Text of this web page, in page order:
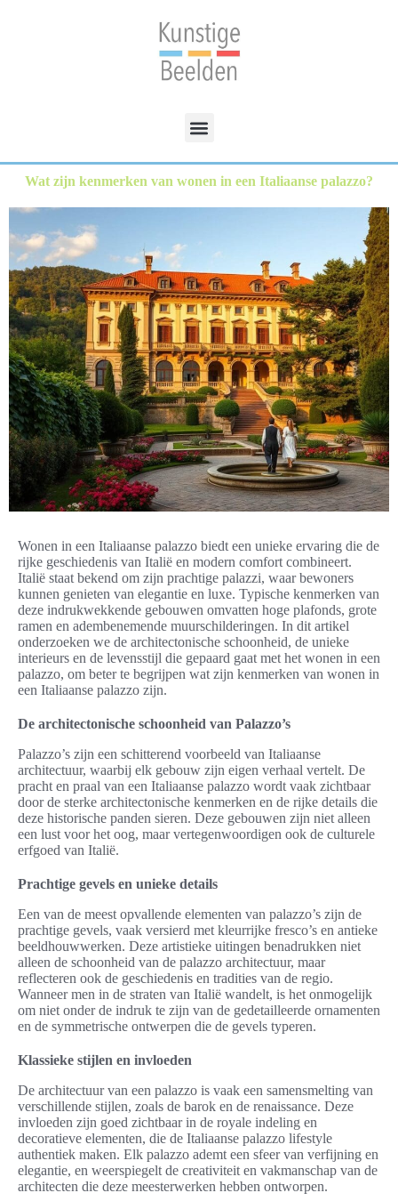
Wat zijn kenmerken van wonen in een Italiaanse palazzo?
Wonen in een Italiaanse palazzo biedt een unieke ervaring die de
rijke geschiedenis van Italië en modern comfort combineert.
Italië staat bekend om zijn prachtige palazzi, waar bewoners
kunnen genieten van elegantie en luxe. Typische kenmerken van
deze indrukwekkende gebouwen omvatten hoge plafonds, grote
ramen en adembenemende muurschilderingen. In dit artikel
onderzoeken we de architectonische schoonheid, de unieke
interieurs en de levensstijl die gepaard gaat met het wonen in een
palazzo, om beter te begrijpen wat zijn kenmerken van wonen in
een Italiaanse palazzo zijn.
De architectonische schoonheid van Palazzo’s
Palazzo’s zijn een schitterend voorbeeld van Italiaanse
architectuur, waarbij elk gebouw zijn eigen verhaal vertelt. De
pracht en praal van een Italiaanse palazzo wordt vaak zichtbaar
door de sterke architectonische kenmerken en de rijke details die
deze historische panden sieren. Deze gebouwen zijn niet alleen
een lust voor het oog, maar vertegenwoordigen ook de culturele
erfgoed van Italië.
Prachtige gevels en unieke details
Een van de meest opvallende elementen van palazzo’s zijn de
prachtige gevels, vaak versierd met kleurrijke fresco’s en antieke
beeldhouwwerken. Deze artistieke uitingen benadrukken niet
alleen de schoonheid van de palazzo architectuur, maar
reflecteren ook de geschiedenis en tradities van de regio.
Wanneer men in de straten van Italië wandelt, is het onmogelijk
om niet onder de indruk te zijn van de gedetailleerde ornamenten
en de symmetrische ontwerpen die de gevels typeren.
Klassieke stijlen en invloeden
De architectuur van een palazzo is vaak een samensmelting van
verschillende stijlen, zoals de barok en de renaissance. Deze
invloeden zijn goed zichtbaar in de royale indeling en
decoratieve elementen, die de Italiaanse palazzo lifestyle
authentiek maken. Elk palazzo ademt een sfeer van verfijning en
elegantie, en weerspiegelt de creativiteit en vakmanschap van de
architecten die deze meesterwerken hebben ontworpen.